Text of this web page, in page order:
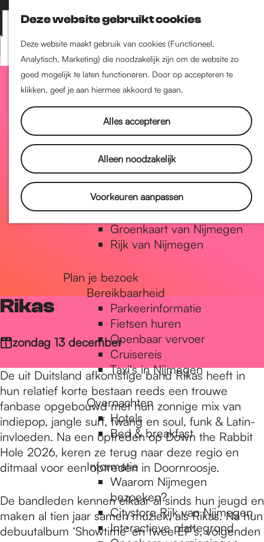
Deze website gebruikt cookies
Deze website maakt gebruik van cookies (Functioneel,
Analytisch, Marketing) die noodzakelijk zijn om de website zo
goed mogelijk te laten functioneren. Door op accepteren te
klikken, geef je aan hiermee akkoord te gaan.
Alles accepteren
Alleen noodzakelijk
Voorkeuren aanpassen
Z
o
e
k
e
K
a
a
r
t
M
e
n
Nijmegen-Nieuw-West
Nijmegen-Oud-West
Dukenburg
Lindenholt
Historie
De oudste stad van
Nederland
Historische tijdlijn
Romeinse Limes
Vrede van Nijmegen Penning
Natuur in Nijmegen
Groenkaart van Nijmegen
Rijk van Nijmegen
Plan je bezoek
Bereikbaarheid
Parkeerinformatie
Fietsen huren
Openbaar vervoer
Cruisereis
Taxi's in Nijmegen
Overnachten
Hotels
Bed & breakfast
Informatie
Waarom Nijmegen
bezoeken?
Citystore Rijk van Nijmegen
Interactieve plattegrond
Rikas
zondag 13 december
De uit Duitsland afkomstige band Rikas heeft in
hun relatief korte bestaan reeds een trouwe
fanbase opgebouwd met hun zonnige mix van
indiepop, jangle surf, twang en soul, funk & Latin-
invloeden. Na een optreden op Down the Rabbit
Hole 2026, keren ze terug naar deze regio en
ditmaal voor een optreden in Doornroosje.
De bandleden kennen elkaar al sinds hun jeugd en
maken al tien jaar samen muziek, als Rikas. Na hun
debuutalbum ‘Showtime’ en twee EP’s, volgenden